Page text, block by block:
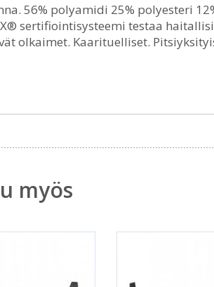
56% polyamidi 25% polyesteri
sertifiointisysteemi testaa
olkaimet. Kaarituelliset.
myös